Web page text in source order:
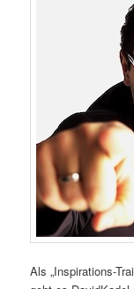
Als „Inspirations-